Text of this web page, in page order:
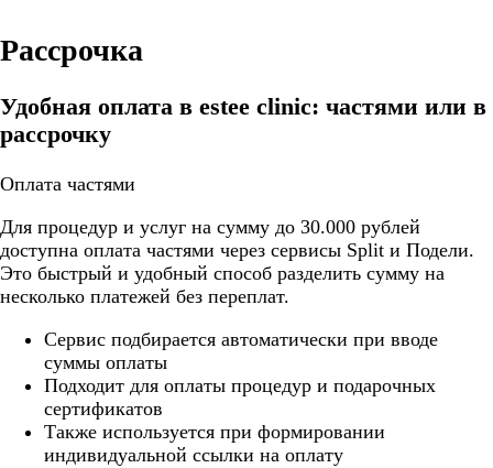
Рассрочка
Удобная оплата в estee clinic: частями или в
рассрочку
Оплата частями
Для процедур и услуг на сумму до 30.000 рублей
доступна оплата частями через сервисы Split и Подели.
Это быстрый и удобный способ разделить сумму на
несколько платежей без переплат.
Cервис подбирается автоматически при вводе
суммы оплаты
Подходит для оплаты процедур и подарочных
сертификатов
Также используется при формировании
индивидуальной ссылки на оплату